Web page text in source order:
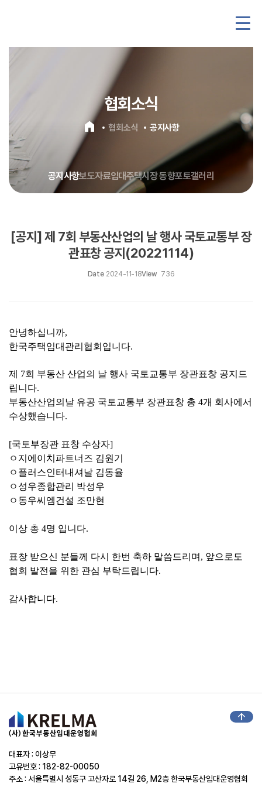
협회소식
home 협회소식 공지사항
공지사항보도자료임대주택시장 동향포토갤러리
[공지] 제 7회 부동산산업의 날 행사 국토교통부 장
관표창 공지(20221114)
Date 2024-11-18View 736
안녕하십니까,
한국주택임대관리협회입니다.
제 7회 부동산 산업의 날 행사 국토교통부 장관표창 공지드
립니다.
부동산산업의날 유공 국토교통부 장관표창 총 4개 회사에서
수상했습니다.
[국토부장관 표창 수상자]
ㅇ지에이치파트너즈 김원기
ㅇ플러스인터내셔날 김동율
ㅇ성우종합관리 박성우
ㅇ동우씨엠건설 조만현
이상 총 4명 입니다.
표창 받으신 분들께 다시 한번 축하 말씀드리며, 앞으로도
협회 발전을 위한 관심 부탁드립니다.
감사합니다.
대표자 : 이상무
고유번호 : 182-82-00050
주소 : 서울특별시 성동구 고산자로 14길 26, M2층 한국부동산임대운영협회
arrow_upward